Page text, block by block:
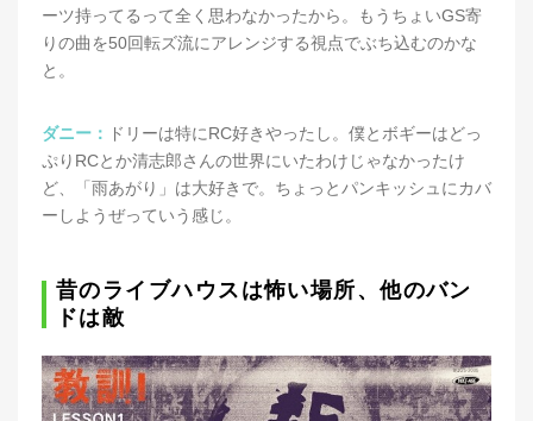
ーツ持ってるって全く思わなかったから。もうちょいGS寄
りの曲を50回転ズ流にアレンジする視点でぶち込むのかな
と。
ダニー：
ドリーは特にRC好きやったし。僕とボギーはどっ
ぷりRCとか清志郎さんの世界にいたわけじゃなかったけ
ど、「雨あがり」は大好きで。ちょっとパンキッシュにカバ
ーしようぜっていう感じ。
昔のライブハウスは怖い場所、他のバン
ドは敵